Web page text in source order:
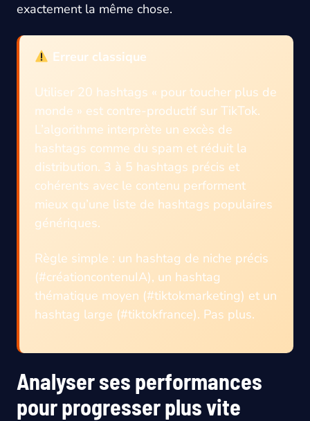
exactement la même chose.
Erreur classique
Utiliser 20 hashtags « pour toucher plus de
monde » est contre-productif sur TikTok.
L’algorithme interprète un excès de
hashtags comme du spam et réduit la
distribution. 3 à 5 hashtags précis et
cohérents avec le contenu performent
mieux qu’une liste de hashtags populaires
génériques.
Règle simple : un hashtag de niche précis
(#créationcontenuIA), un hashtag
thématique moyen (#tiktokmarketing) et un
hashtag large (#tiktokfrance). Pas plus.
Analyser ses performances
pour progresser plus vite